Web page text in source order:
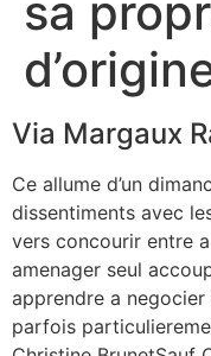
sa
Via Margaux
Ce allume d’un
dissentiments avec
vers concourir entre
amenager seul
apprendre a
parfois